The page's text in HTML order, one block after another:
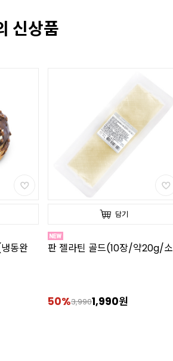
신상품
소)
담기
판 젤라틴 골드(50장/약100g/
49%8,9904,590원